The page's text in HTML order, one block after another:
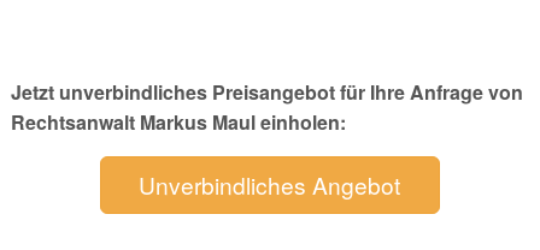
Jetzt unverbindliches Preisangebot für Ihre Anfrage von
Rechtsanwalt Markus Maul einholen:
Unverbindliches Angebot